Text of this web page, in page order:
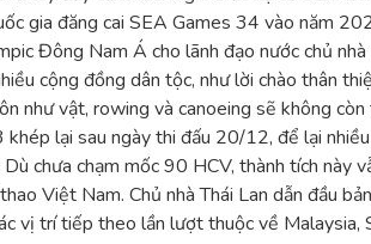
gia đăng cai SEA Games 34 vào năm
Đông Nam Á cho lãnh đạo nước chủ
cộng đồng dân tộc, như lời chào thân
vật, rowing và canoeing sẽ không còn
lại sau ngày thi đấu 20/12, để lại
chưa chạm mốc 90 HCV, thành tích này
Việt Nam. Chủ nhà Thái Lan dẫn
trí tiếp theo lần lượt thuộc về Malaysia,